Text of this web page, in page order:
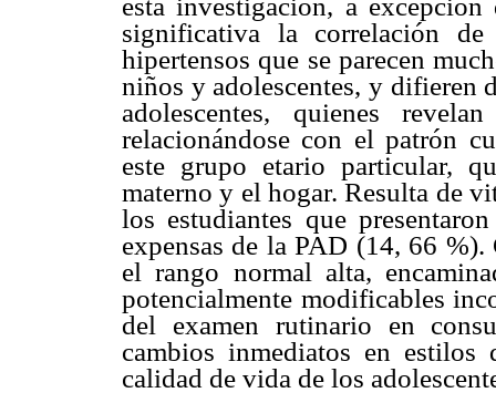
esta investigación, a
significativa la correlación
hipertensos que se parecen
niños y adolescentes, y difieren
adolescentes, quienes
relacionándose con el patrón
este grupo etario particular,
materno y el hogar. Resulta de
los estudiantes que
expensas de la PAD (14, 66 %).
el rango normal alta,
potencialmente modificables
del examen rutinario en
cambios inmediatos en
calidad de vida de los